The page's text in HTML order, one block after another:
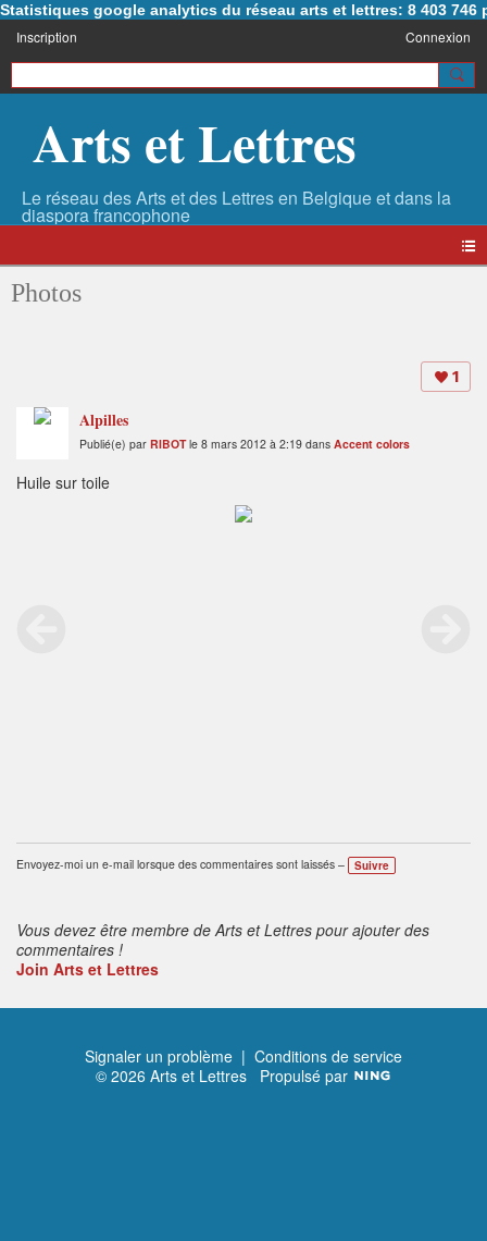
Statistiques google analytics du réseau arts et lettres: 8 403 746
Inscription Connexion
Arts et Lettres
Photos
1
Alpilles
Publié(e) par RIBOTle 8 mars 2012 à 2:19 dans Accent colors
Huile sur toile
Envoyez-moi un e-mail lorsque des commentaires sont laissés – Suivre
Vous devez être membre de Arts et Lettres pour ajouter des
commentaires !
Join Arts et Lettres
Signaler un problème | Conditions de service
© 2026 Arts et Lettres Propulsé par